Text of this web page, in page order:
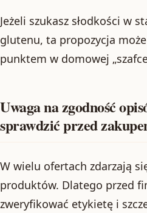
Jeżeli szukasz słodkości w
glutenu, ta propozycja
punktem w domowej
Uwaga na zgodność
sprawdzić przed
W wielu ofertach zdarzają
produktów. Dlatego przed
zweryfikować etykietę i